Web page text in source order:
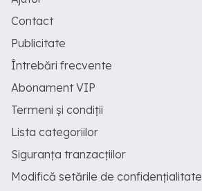
Contact
Publicitate
Întrebări frecvente
Abonament VIP
Termeni și condiții
Lista categoriilor
Siguranța tranzacțiilor
Modifică setările de confidențialitate